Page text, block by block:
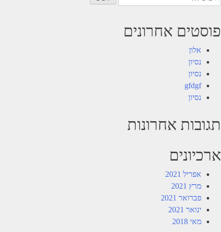
פוסטים אחרונים
אלון
נסיון
נסיון
gfdgf
נסיון
תגובות אחרונות
ארכיונים
אפריל 2021
מרץ 2021
פברואר 2021
ינואר 2021
מאי 2018